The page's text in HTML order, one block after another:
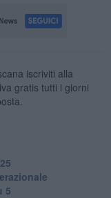
iscriviti alla
gratis tutti i giorni
5